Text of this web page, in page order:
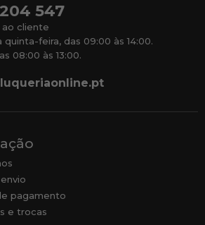
547
cliente
quinta-feira, das 09:00 às 14:00.
08:00 às 13:00.
pagamento
e trocas